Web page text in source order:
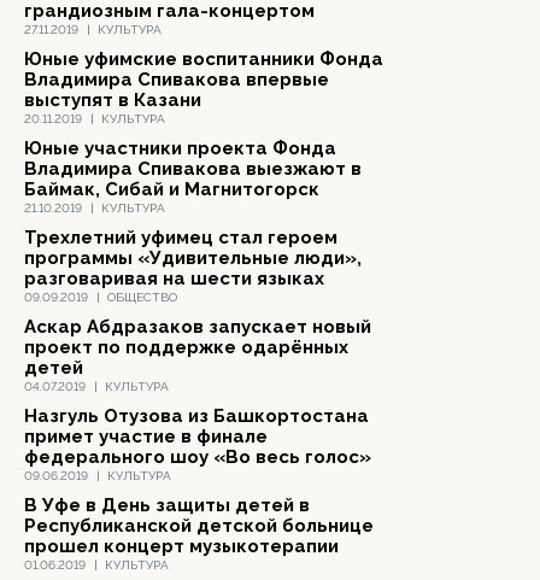
27.11.2019 | КУЛЬТУРА
грандиозным гала-концертом
20.11.2019 | КУЛЬТУРА
Юные уфимские воспитанники Фонда
Владимира Спивакова впервые
выступят в Казани
21.10.2019 | КУЛЬТУРА
Юные участники проекта Фонда
Владимира Спивакова выезжают в
Баймак, Сибай и Магнитогорск
09.09.2019 | ОБЩЕСТВО
Трехлетний уфимец стал героем
программы «Удивительные люди»,
разговаривая на шести языках
04.07.2019 | КУЛЬТУРА
Аскар Абдразаков запускает новый
проект по поддержке одарённых
детей
09.06.2019 | КУЛЬТУРА
Назгуль Отузова из Башкортостана
примет участие в финале
федерального шоу «Во весь голос»
01.06.2019 | КУЛЬТУРА
В Уфе в День защиты детей в
Республиканской детской больнице
прошел концерт музыкотерапии